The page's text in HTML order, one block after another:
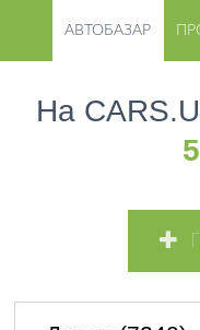
АВТОБАЗАР
На